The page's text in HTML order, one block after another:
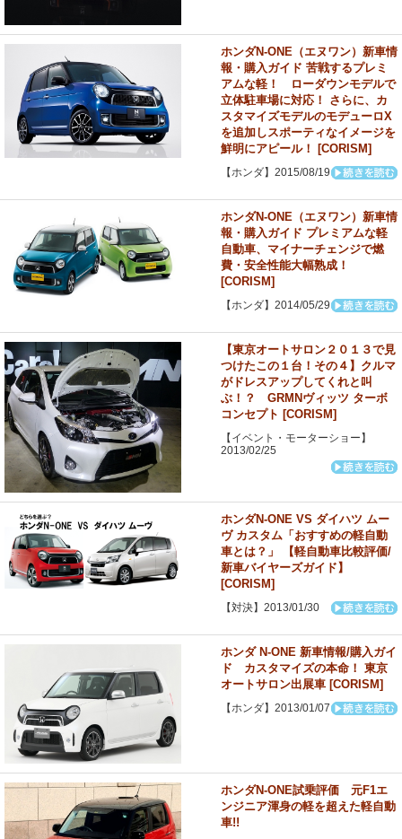
ホンダN-ONE（エヌワン）新車情
報・購入ガイド 苦戦するプレミ
アムな軽！ ローダウンモデルで
立体駐車場に対応！ さらに、カ
スタマイズモデルのモデューロX
を追加しスポーティなイメージを
鮮明にアピール！ [CORISM]
【ホンダ】2015/08/19
ホンダN-ONE（エヌワン）新車情
報・購入ガイド プレミアムな軽
自動車、マイナーチェンジで燃
費・安全性能大幅熟成！
[CORISM]
【ホンダ】2014/05/29
【東京オートサロン２０１３で見
つけたこの１台！その４】クルマ
がドレスアップしてくれと叫
ぶ！？ GRMNヴィッツ ターボ
コンセプト [CORISM]
【イベント・モーターショー】
2013/02/25
ホンダN-ONE VS ダイハツ ムー
ヴ カスタム「おすすめの軽自動
車とは？」 【軽自動車比較評価/
新車バイヤーズガイド】
[CORISM]
【対決】2013/01/30
ホンダ N-ONE 新車情報/購入ガイ
ド カスタマイズの本命！ 東京
オートサロン出展車 [CORISM]
【ホンダ】2013/01/07
ホンダN-ONE試乗評価 元F1エ
ンジニア渾身の軽を超えた軽自動
車!!